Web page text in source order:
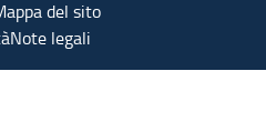
del sito
Note legali